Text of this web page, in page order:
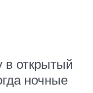
в открытый
ночные